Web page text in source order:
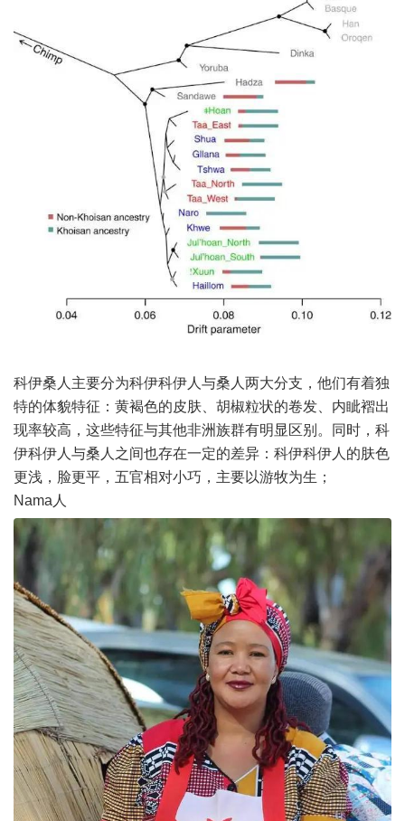
科伊桑人主要分为科伊科伊人与桑人两大分支，他们有着独
特的体貌特征：黄褐色的皮肤、胡椒粒状的卷发、内眦褶出
现率较高，这些特征与其他非洲族群有明显区别。同时，科
伊科伊人与桑人之间也存在一定的差异：科伊科伊人的肤色
更浅，脸更平，五官相对小巧，主要以游牧为生；
Nama人